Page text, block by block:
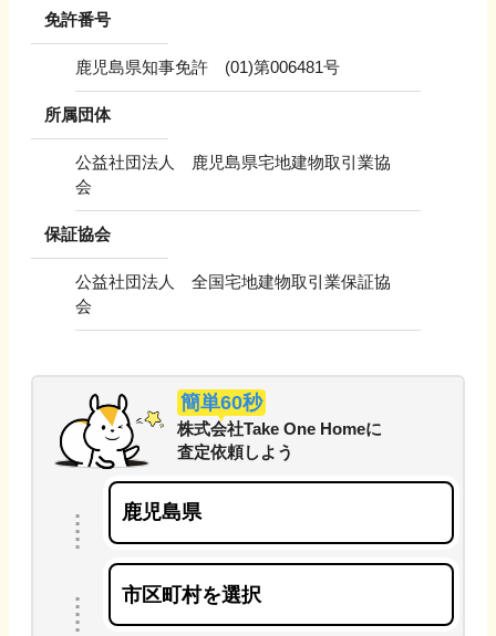
免許番号
鹿児島県知事免許 (01)第006481号
所属団体
公益社団法人 鹿児島県宅地建物取引業協
会
保証協会
公益社団法人 全国宅地建物取引業保証協
会
簡単60秒
株式会社Take One Homeに
査定依頼しよう